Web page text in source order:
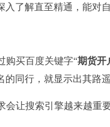
了解直至精通，能对
购买百度关键字“期货开
同行，就显示出其路
让搜索引擎越来越重